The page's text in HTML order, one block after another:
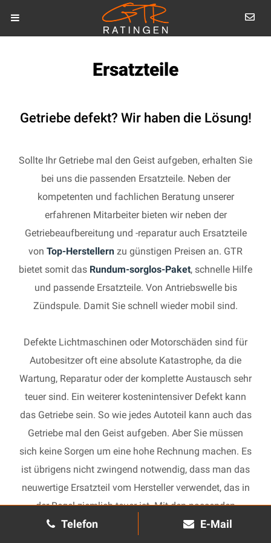
Telefon E-Mail
Ersatzteile
Getriebe defekt? Wir haben die Lösung!
Sollte Ihr Getriebe mal den Geist aufgeben, erhalten Sie
bei uns die passenden Ersatzteile. Neben der
kompetenten und fachlichen Beratung unserer
erfahrenen Mitarbeiter bieten wir neben der
Getriebeaufbereitung und -reparatur auch Ersatzteile
von Top-Herstellern zu günstigen Preisen an. GTR
bietet somit das Rundum-sorglos-Paket, schnelle Hilfe
und passende Ersatzteile. Von Antriebswelle bis
Zündspule. Damit Sie schnell wieder mobil sind.
Defekte Lichtmaschinen oder Motorschäden sind für
Autobesitzer oft eine absolute Katastrophe, da die
Wartung, Reparatur oder der komplette Austausch sehr
teuer sind. Ein weiterer kostenintensiver Defekt kann
das Getriebe sein. So wie jedes Autoteil kann auch das
Getriebe mal den Geist aufgeben. Aber Sie müssen
sich keine Sorgen um eine hohe Rechnung machen. Es
ist übrigens nicht zwingend notwendig, dass man das
neuwertige Ersatzteil vom Hersteller verwendet, das in
der Regel ziemlich teuer ist. Mit den passenden
Ersatzteilen kann jedes gebrauchte Getriebe schnell